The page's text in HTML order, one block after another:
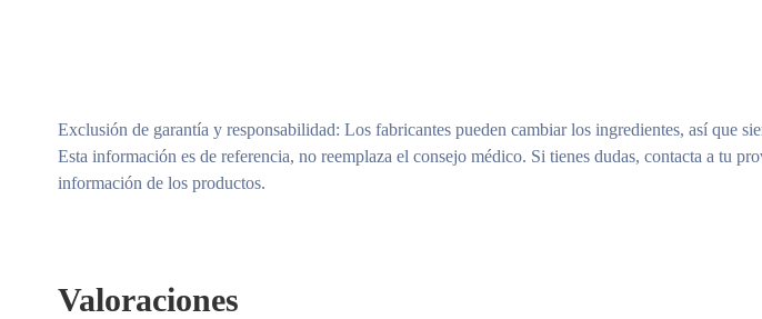
Exclusión de garantía y responsabilidad: Los fabricantes pueden cambiar los ingredientes, así que
Esta información es de referencia, no reemplaza el consejo médico. Si tienes dudas, contacta a tu
información de los productos.
Valoraciones